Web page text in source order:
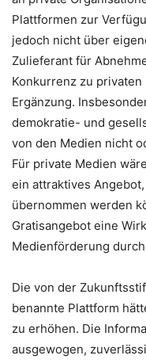
Plattformen zur
jedoch nicht über
Zulieferant für
Konkurrenz zu
Ergänzung.
demokratie- und
von den Medien nicht
Für private Medien
ein attraktives
übernommen werden
Gratisangebot eine
Medienförderung
Die von der
benannte Plattform
zu erhöhen. Die
ausgewogen,